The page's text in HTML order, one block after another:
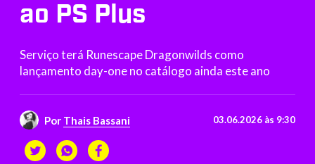
ao PS Plus
Serviço terá Runescape Dragonwilds como
lançamento day-one no catálogo ainda este ano
Por Thais Bassani 03.06.2026 às 9:30